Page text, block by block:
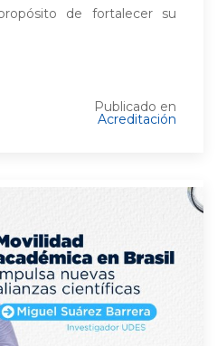
de fortalecer su
Publicado en
Acreditación